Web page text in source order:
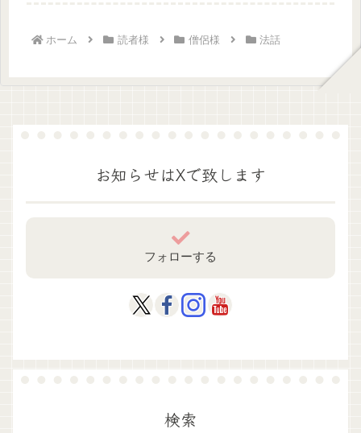
ホーム 読者様 僧侶様 法話
お知らせはXで致します
フォローする
検索